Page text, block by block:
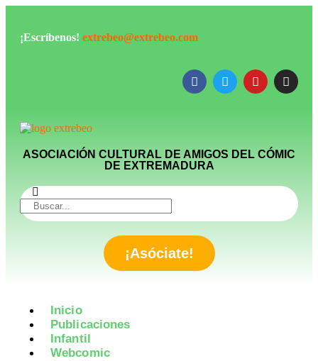
¡Escríbenos! extrebeo@extrebeo.com
ASOCIACIÓN CULTURAL DE AMIGOS DEL CÓMIC
DE EXTREMADURA
¡Asóciate!
Inicio
Publicaciones
Infantil
Webcomic